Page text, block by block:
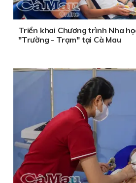
Triển khai Chương trình Nha
"Trường - Trạm" tại Cà Mau